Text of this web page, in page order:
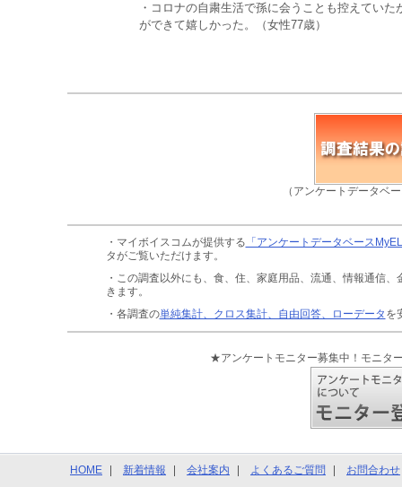
・コロナの自粛生活で孫に会うことも控えてい
ができて嬉しかった。（女性77歳）
（アンケートデータベ
・マイボイスコムが提供する 「アンケートデータベース
タがご覧いただけます。
・この調査以外にも、食、住、家庭用品、流通、情報通信、
きます。
・各調査の単純集計、クロス集計、自由回答、ローデータ を
★アンケートモニター募集中！モニタ
HOME 新着情報 会社案内 よくあるご質問 お問合わせ